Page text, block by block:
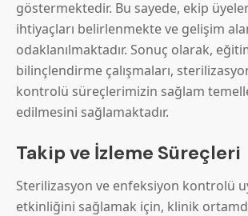
göstermektedir. Bu sayede, ekip
ihtiyaçları belirlenmekte ve gelişim
odaklanılmaktadır. Sonuç olarak,
bilinçlendirme çalışmaları,
kontrolü süreçlerimizin sağlam
edilmesini sağlamaktadır.
Takip ve İzleme Süreçleri
Sterilizasyon ve enfeksiyon kontrolü
etkinliğini sağlamak için, klinik